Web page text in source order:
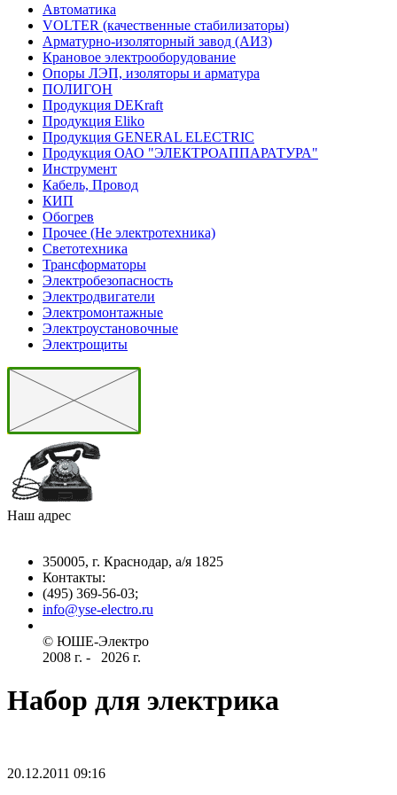
Автоматика
VOLTER (качественные стабилизаторы)
Арматурно-изоляторный завод (АИЗ)
Крановое электрооборудование
Опоры ЛЭП, изоляторы и арматура
ПОЛИГОН
Продукция DEKraft
Продукция Eliko
Продукция GENERAL ELECTRIC
Продукция ОАО "ЭЛЕКТРОАППАРАТУРА"
Инструмент
Кабель, Провод
КИП
Обогрев
Прочее (Не электротехника)
Светотехника
Трансформаторы
Электробезопасность
Электродвигатели
Электромонтажные
Электроустановочные
Электрощиты
Наш адрес
350005, г. Краснодар, а/я 1825
Контакты: ­
(495) 369-56-03;
info@yse-electro.ru­
© ЮШЕ-Эл­ектро ­
2008 г­. - ­ ­­­­­
2026 г.
Набор для электрика
20.12.2011 09:16